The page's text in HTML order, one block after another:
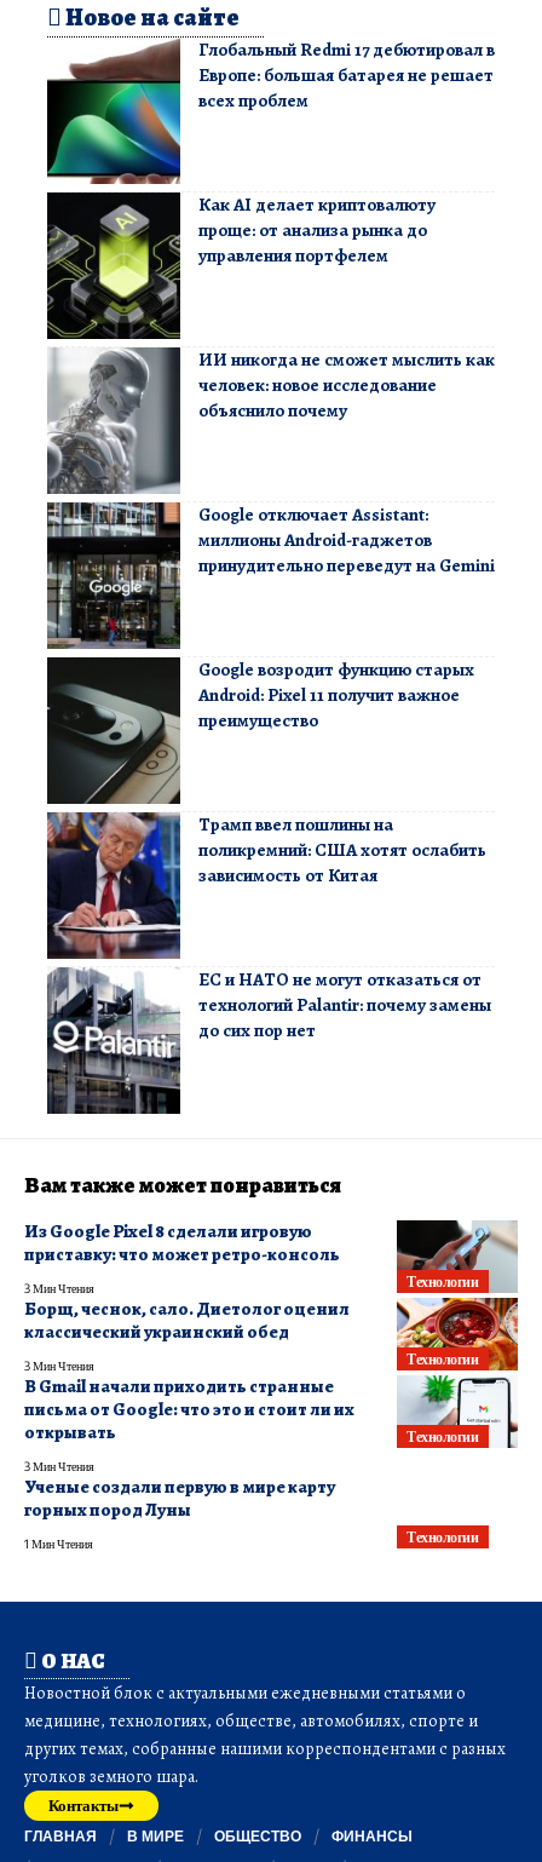
Новое на сайте
Глобальный Redmi 17 дебютировал в
Европе: большая батарея не решает
всех проблем
Как AI делает криптовалюту
проще: от анализа рынка до
управления портфелем
ИИ никогда не сможет мыслить как
человек: новое исследование
объяснило почему
Google отключает Assistant:
миллионы Android-гаджетов
принудительно переведут на Gemini
Google возродит функцию старых
Android: Pixel 11 получит важное
преимущество
Трамп ввел пошлины на
поликремний: США хотят ослабить
зависимость от Китая
ЕС и НАТО не могут отказаться от
технологий Palantir: почему замены
до сих пор нет
Вам также может понравиться
Технологии
Из Google Pixel 8 сделали игровую
приставку: что может ретро-консоль
3 Мин Чтения
Технологии
Борщ, чеснок, сало. Диетолог оценил
классический украинский обед
3 Мин Чтения
Технологии
В Gmail начали приходить странные
письма от Google: что это и стоит ли их
открывать
3 Мин Чтения
Технологии
Ученые создали первую в мире карту
горных пород Луны
1 Мин Чтения
О НАС
Новостной блок с актуальными ежедневными статьями о
медицине, технологиях, обществе, автомобилях, спорте и
других темах, собранные нашими корреспондентами с разных
уголков земного шара.
Контакты
ГЛАВНАЯ В МИРЕ ОБЩЕСТВО
ФИНАНСЫ